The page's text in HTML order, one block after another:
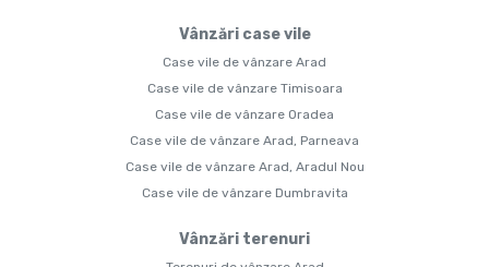
Vânzări case vile
Case vile de vânzare Arad
Case vile de vânzare Timisoara
Case vile de vânzare Oradea
Case vile de vânzare Arad, Parneava
Case vile de vânzare Arad, Aradul Nou
Case vile de vânzare Dumbravita
Vânzări terenuri